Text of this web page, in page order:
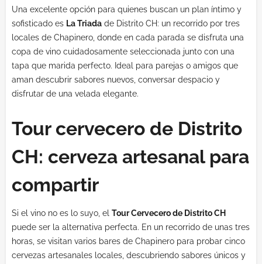
Una excelente opción para quienes buscan un plan íntimo y
sofisticado es La Triada de Distrito CH: un recorrido por tres
locales de Chapinero, donde en cada parada se disfruta una
copa de vino cuidadosamente seleccionada junto con una
tapa que marida perfecto. Ideal para parejas o amigos que
aman descubrir sabores nuevos, conversar despacio y
disfrutar de una velada elegante.
Tour cervecero de Distrito
CH: cerveza artesanal para
compartir
Si el vino no es lo suyo, el Tour Cervecero de Distrito CH
puede ser la alternativa perfecta. En un recorrido de unas tres
horas, se visitan varios bares de Chapinero para probar cinco
cervezas artesanales locales, descubriendo sabores únicos y